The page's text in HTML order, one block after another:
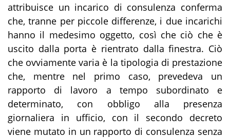
attribuisce un incarico di consulenza conferma
che, tranne per piccole differenze, i due incarichi
hanno il medesimo oggetto, così che ciò che è
uscito dalla porta è rientrato dalla finestra. Ciò
che ovviamente varia è la tipologia di prestazione
che, mentre nel primo caso, prevedeva un
rapporto di lavoro a tempo subordinato e
determinato, con obbligo alla presenza
giornaliera in ufficio, con il secondo decreto
viene mutato in un rapporto di consulenza senza